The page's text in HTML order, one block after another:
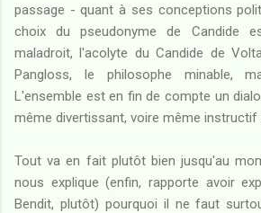
passage - quant à ses conceptions
choix du pseudonyme de Candide
maladroit, l'acolyte du Candide de
Pangloss, le philosophe minable,
L'ensemble est en fin de compte un
même divertissant, voire même instructif
Tout va en fait plutôt bien jusqu'au
nous explique (enfin, rapporte avoir
Bendit, plutôt) pourquoi il ne faut